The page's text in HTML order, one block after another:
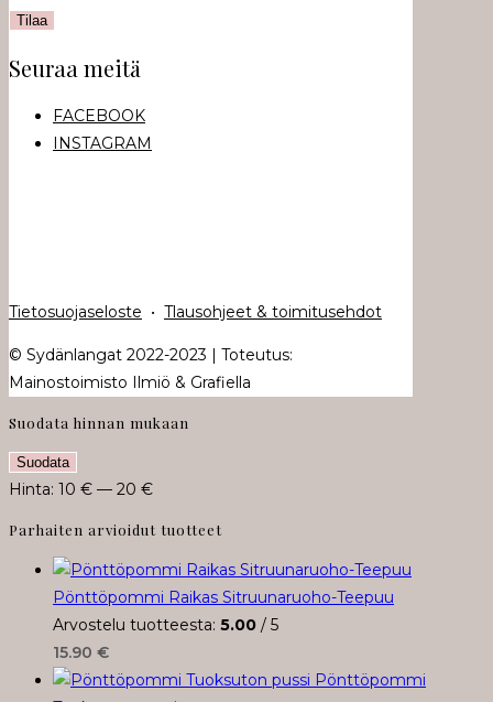
Seuraa meitä
FACEBOOK
INSTAGRAM
Tietosuojaseloste • Tlausohjeet & toimitusehdot
© Sydänlangat 2022-2023 | Toteutus:
Mainostoimisto Ilmiö & Grafiella
Suodata hinnan mukaan
Minimihinta
Maksimihinta
Suodata
Hinta: 10 € — 20 €
Parhaiten arvioidut tuotteet
Pönttöpommi Raikas Sitruunaruoho-Teepuu
Arvostelu tuotteesta: 5.00 / 5
15.90 €
Pönttöpommi